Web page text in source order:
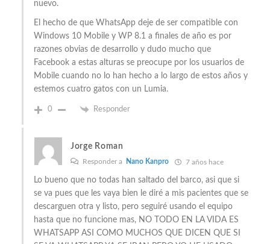
nuevo.
El hecho de que WhatsApp deje de ser compatible con
Windows 10 Mobile y WP 8.1 a finales de año es por
razones obvias de desarrollo y dudo mucho que
Facebook a estas alturas se preocupe por los usuarios de
Mobile cuando no lo han hecho a lo largo de estos años y
estemos cuatro gatos con un Lumia.
0 Responder
Jorge Roman
Responder a Nano Kanpro 7 años hace
Lo bueno que no todas han saltado del barco, asi que si
se va pues que les vaya bien le diré a mis pacientes que se
descarguen otra y listo, pero seguiré usando el equipo
hasta que no funcione mas, NO TODO EN LA VIDA ES
WHATSAPP ASI COMO MUCHOS QUE DICEN QUE SI